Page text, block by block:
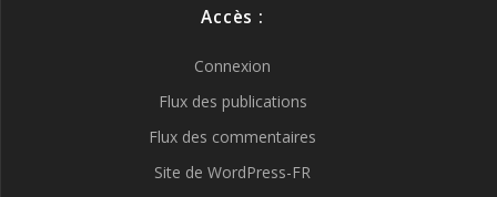
Accès :
Connexion
Flux des publications
Flux des commentaires
Site de WordPress-FR